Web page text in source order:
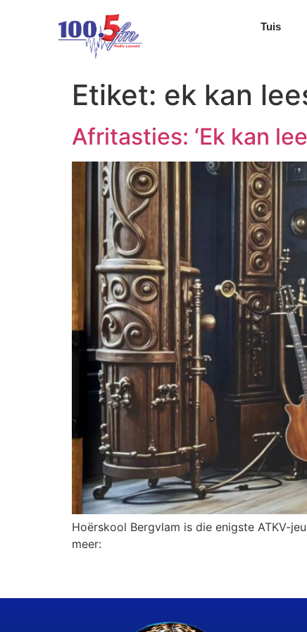
Tuis
Etiket: ek kan
Afritasties: ‘Ek kan
Hoërskool Bergvlam is die enigste ATKV-
meer: